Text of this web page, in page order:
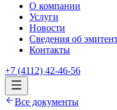
О компании
Услуги
Новости
Сведения об
Контакты
+7 (4112) 42-46-56
Все документы